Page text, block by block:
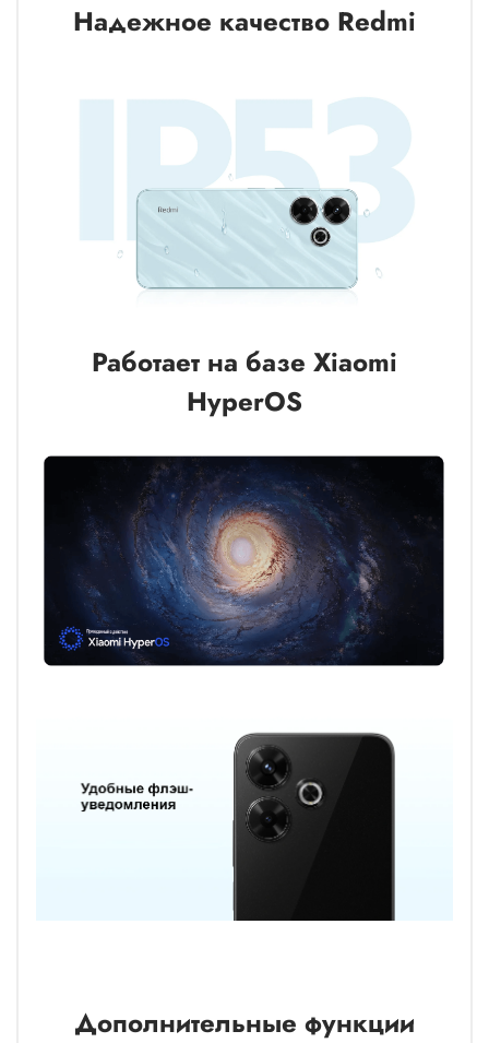
Надежное качество Redmi
Работает на базе Xiaomi
HyperOS
Дополнительные функции